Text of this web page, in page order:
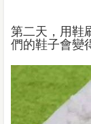
第二天，用鞋
們的鞋子會變